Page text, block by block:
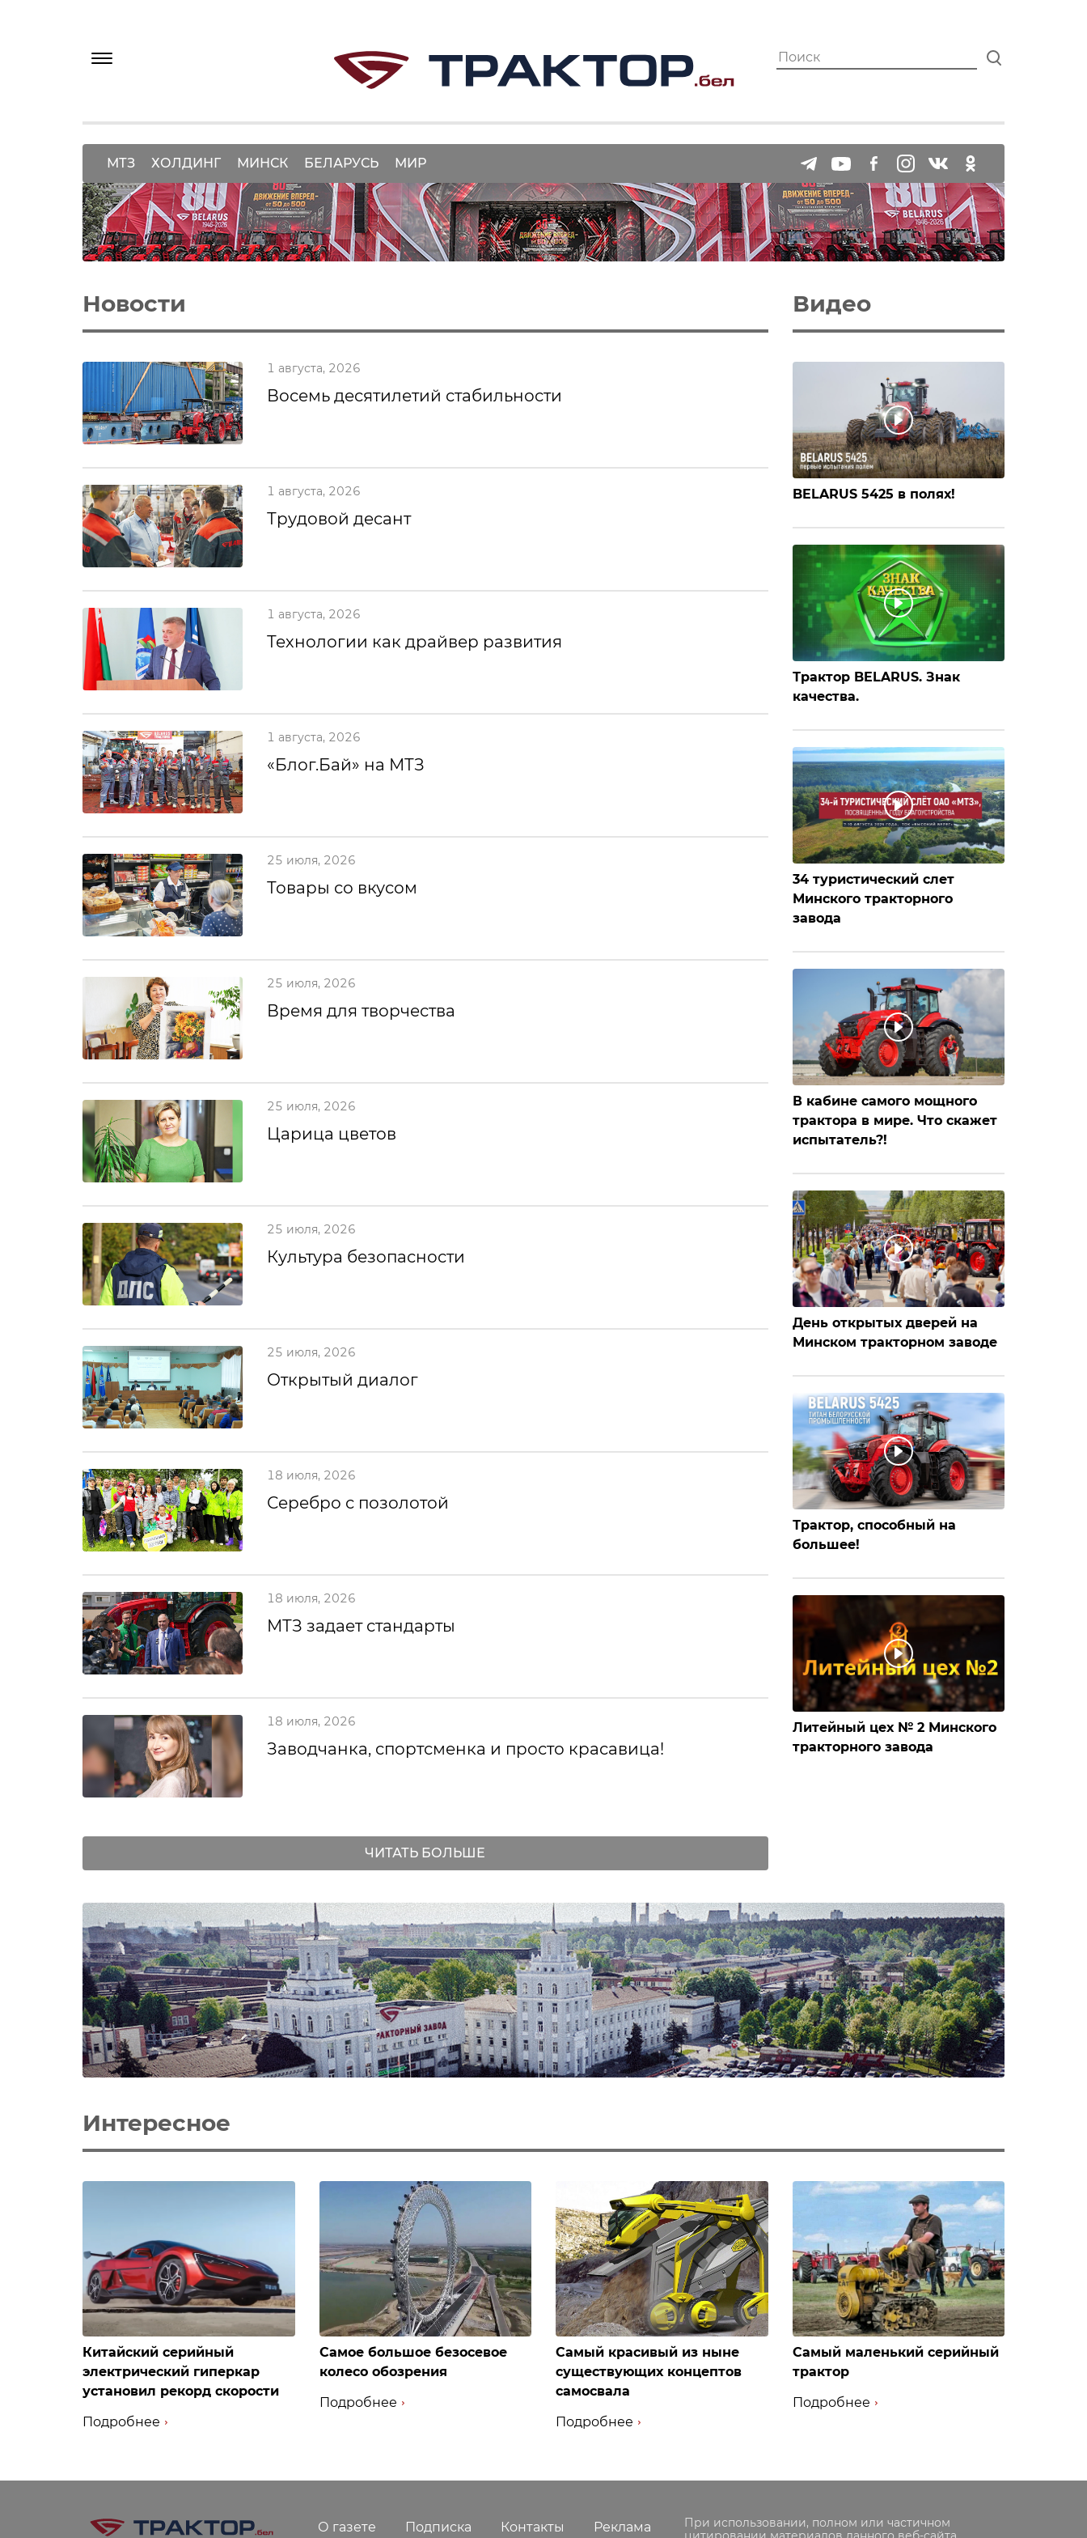
МТЗ ХОЛДИНГ МИНСК БЕЛАРУСЬ МИР
Новости
1 августа, 2026
Восемь десятилетий стабильности
1 августа, 2026
Трудовой десант
1 августа, 2026
Технологии как драйвер развития
1 августа, 2026
«Блог.Бай» на МТЗ
25 июля, 2026
Товары со вкусом
25 июля, 2026
Время для творчества
25 июля, 2026
Царица цветов
25 июля, 2026
Культура безопасности
25 июля, 2026
Открытый диалог
18 июля, 2026
Серебро с позолотой
18 июля, 2026
МТЗ задает стандарты
18 июля, 2026
Заводчанка, спортсменка и просто красавица!
ЧИТАТЬ БОЛЬШЕ
Видео
BELARUS 5425 в полях!
Трактор BELARUS. Знак
качества.
34 туристический слет
Минского тракторного
завода
В кабине самого мощного
трактора в мире. Что скажет
испытатель?!
День открытых дверей на
Минском тракторном заводе
Трактор, способный на
большее!
Литейный цех № 2 Минского
тракторного завода
Интересное
Китайский серийный
электрический гиперкар
установил рекорд скорости
Подробнее
Самое большое безосевое
колесо обозрения
Подробнее
Самый красивый из ныне
существующих концептов
самосвала
Подробнее
Самый маленький серийный
трактор
Подробнее
О газете Подписка Контакты Реклама
При использовании, полном или частичном